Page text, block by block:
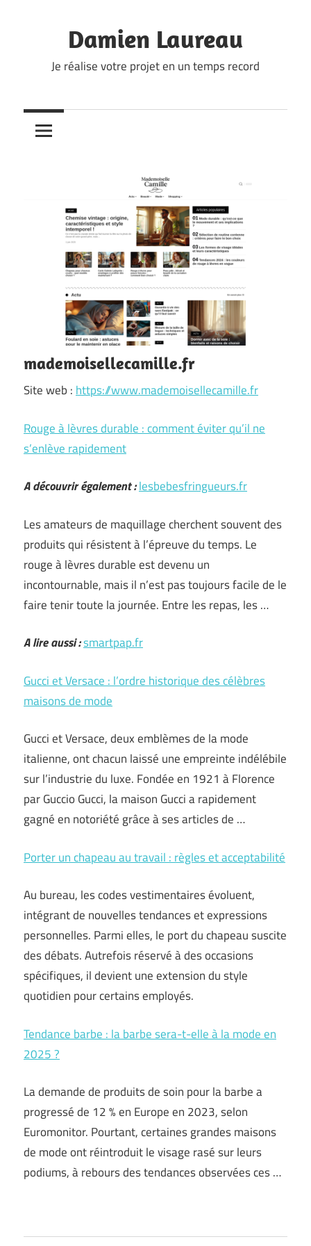
Damien Laureau
Je réalise votre projet en un temps record
mademoisellecamille.fr
Site web : https://www.mademoisellecamille.fr
Rouge à lèvres durable : comment éviter qu’il ne
s’enlève rapidement
A découvrir également :lesbebesfringueurs.fr
Les amateurs de maquillage cherchent souvent des
produits qui résistent à l’épreuve du temps. Le
rouge à lèvres durable est devenu un
incontournable, mais il n’est pas toujours facile de le
faire tenir toute la journée. Entre les repas, les …
A lire aussi :smartpap.fr
Gucci et Versace : l’ordre historique des célèbres
maisons de mode
Gucci et Versace, deux emblèmes de la mode
italienne, ont chacun laissé une empreinte indélébile
sur l’industrie du luxe. Fondée en 1921 à Florence
par Guccio Gucci, la maison Gucci a rapidement
gagné en notoriété grâce à ses articles de …
Porter un chapeau au travail : règles et acceptabilité
Au bureau, les codes vestimentaires évoluent,
intégrant de nouvelles tendances et expressions
personnelles. Parmi elles, le port du chapeau suscite
des débats. Autrefois réservé à des occasions
spécifiques, il devient une extension du style
quotidien pour certains employés.
Tendance barbe : la barbe sera-t-elle à la mode en
2025 ?
La demande de produits de soin pour la barbe a
progressé de 12 % en Europe en 2023, selon
Euromonitor. Pourtant, certaines grandes maisons
de mode ont réintroduit le visage rasé sur leurs
podiums, à rebours des tendances observées ces …